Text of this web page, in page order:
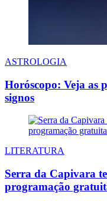
ASTROLOGIA
Horóscopo: Veja as
signos
LITERATURA
Serra da Capivara
programação